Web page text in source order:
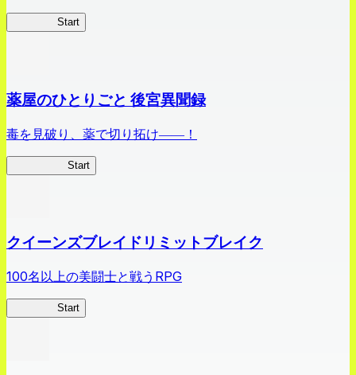
Start
薬屋のひとりごと 後宮異聞録
毒を見破り、薬で切り拓け――！
Start
クイーンズブレイドリミットブレイク
100名以上の美闘士と戦うRPG
Start